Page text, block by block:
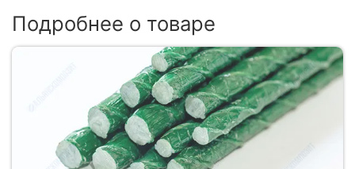
Подробнее о товаре